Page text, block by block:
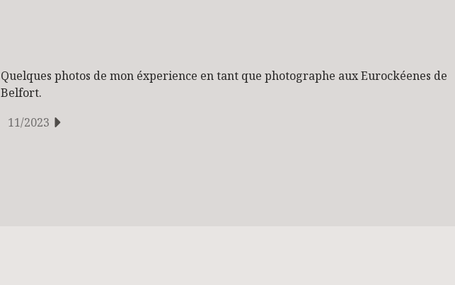
Quelques photos de mon éxperience en tant que photographe aux Eurockéenes de
Belfort.
11/2023